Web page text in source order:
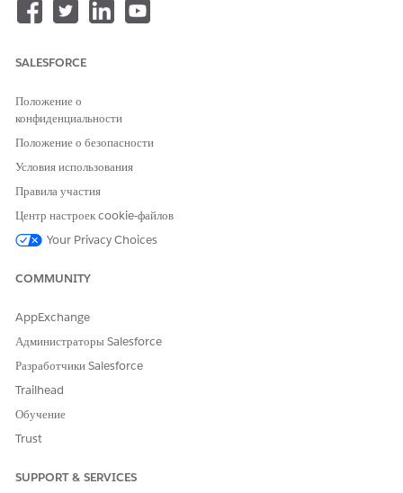
Для редактирования панелей
мониторинга Tableau Next:
Выберите один из следующих методов выбора:
Нажмите отдельно: Нажмите и удерживайте
(macOS) илиэлемент управления
клавиатуре, потом нажмите на каждый виджет, который
указатель мыши, чтобы нарисовать поле выбора вокруг
группы виджетов.
Выполните изменения коллективного редактирования во всей
ЭТА СТАТЬЯ РЕШИЛА ВАШУ ПРОБЛЕМУ?
Оставьте свой отзыв, чтобы мы могли стать лучше!
SALESFORCE
Положение о
конфиденциальности
Положение о безопасности
Условия использования
Правила участия
Центр настроек cookie-файлов
Your Privacy Choices
COMMUNITY
AppExchange
Администраторы Salesforce
Разработчики Salesforce
Trailhead
Обучение
Trust
SUPPORT & SERVICES